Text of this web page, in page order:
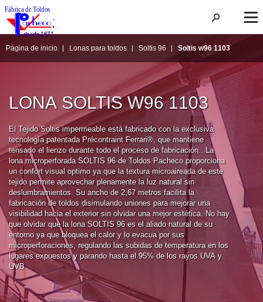
Página de inicio Lonas para toldos Soltis 96 Soltis w96 1103
LONA SOLTIS W96 1103
El Tejido Soltis impermeable está fabricado con la exclusiva
tecnología patentada Précontraint Ferrari®, que mantiene
tensado el lienzo durante todo el proceso de fabricación.. La
lona microperforada SOLTIS 96 de Toldos Pacheco proporciona
un confort visual optimo ya que la textura microaireada de este
tejido permite aprovechar plenamente la luz natural sin
deslumbramientos. Su ancho de 2,67 metros facilita la
fabricación de toldos disimulando uniones para mejorar una
visibilidad hacia el exterior sin olvidar una mejor estética. No hay
que olvidar que la lona SOLTIS 96 es el aliado natural de su
entorno ya que bloquea el calor y lo evacua por sus
microperforaciones, regulando las subidas de temperatura en los
lugares expuestos y parando hasta el 95% de los rayos UVA y
UVB